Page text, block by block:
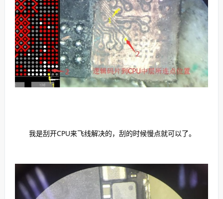
我是刮开CPU来飞线解决的，刮的时候慢点就可以了。